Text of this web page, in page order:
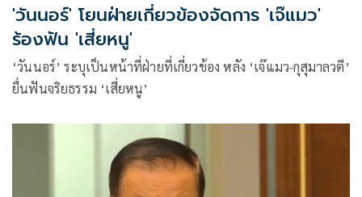
'วันนอร์' โยนฝ่ายเกี่ยวข้องจัดการ 'เจ๊แมว'
ร้องฟัน 'เสี่ยหนู'
‘วันนอร์’ ระบุเป็นหน้าที่ฝ่ายที่เกี่ยวข้อง หลัง ‘เจ๊แมว-กุสุมาลวตี’
ยื่นฟันจริยธรรม ‘เสี่ยหนู’